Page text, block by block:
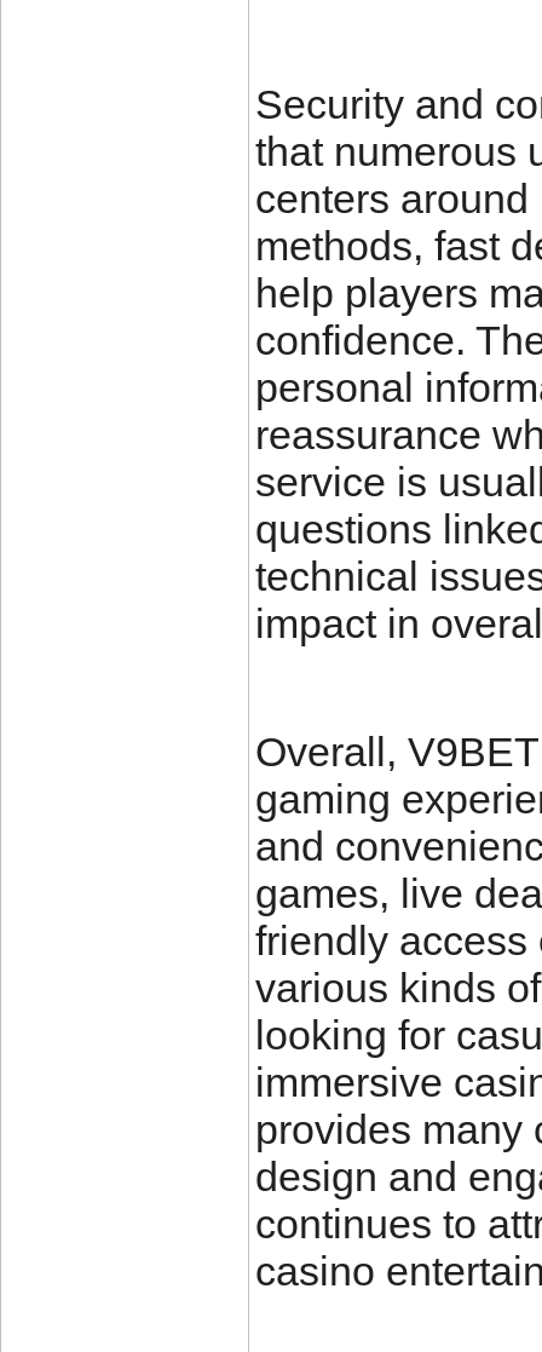
Security and
that numerous
centers
methods, fast
help players
confidence.
personal
reassurance
service is
questions
technical
impact in
Overall,
gaming
and
games, live
friendly access
various kinds
looking for
immersive
provides many
design and
continues to
casino